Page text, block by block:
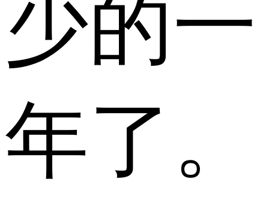
少的一
年了。